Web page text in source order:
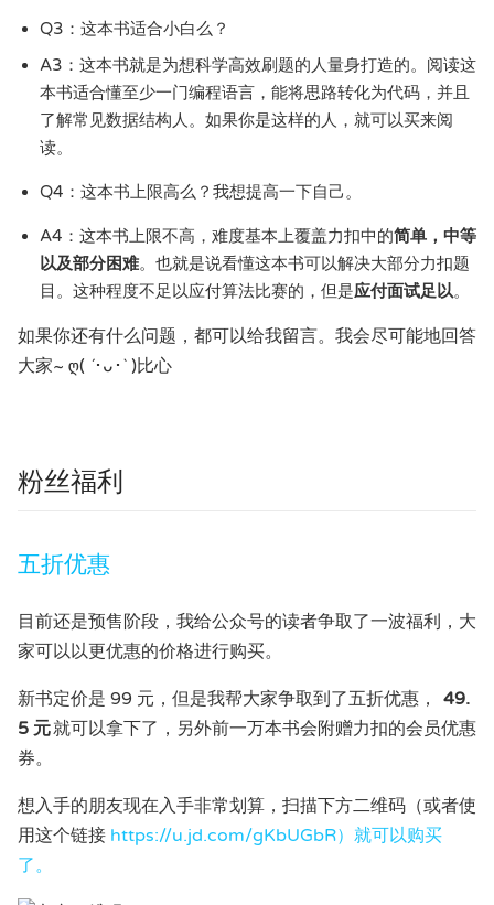
Q3：这本书适合小白么？
A3：这本书就是为想科学高效刷题的人量身打造的。阅读这
本书适合懂至少一门编程语言，能将思路转化为代码，并且
了解常见数据结构人。如果你是这样的人，就可以买来阅
读。
Q4：这本书上限高么？我想提高一下自己。
A4：这本书上限不高，难度基本上覆盖力扣中的简单，中等
以及部分困难。也就是说看懂这本书可以解决大部分力扣题
目。这种程度不足以应付算法比赛的，但是应付面试足以。
如果你还有什么问题，都可以给我留言。我会尽可能地回答
大家~ ღ( ´･ᴗ･` )比心
粉丝福利
五折优惠
目前还是预售阶段，我给公众号的读者争取了一波福利，大
家可以以更优惠的价格进行购买。
新书定价是 99 元，但是我帮大家争取到了五折优惠， 49.
5 元就可以拿下了，另外前一万本书会附赠力扣的会员优惠
券。
想入手的朋友现在入手非常划算，扫描下方二维码（或者使
用这个链接 https://u.jd.com/gKbUGbR）就可以购买
了。